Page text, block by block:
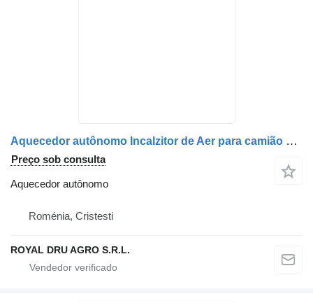
Aquecedor autônomo Incalzitor de Aer para camião Mercedes-Benz 15147 4772
Preço sob consulta
Aquecedor autônomo
Roménia, Cristesti
ROYAL DRU AGRO S.R.L.